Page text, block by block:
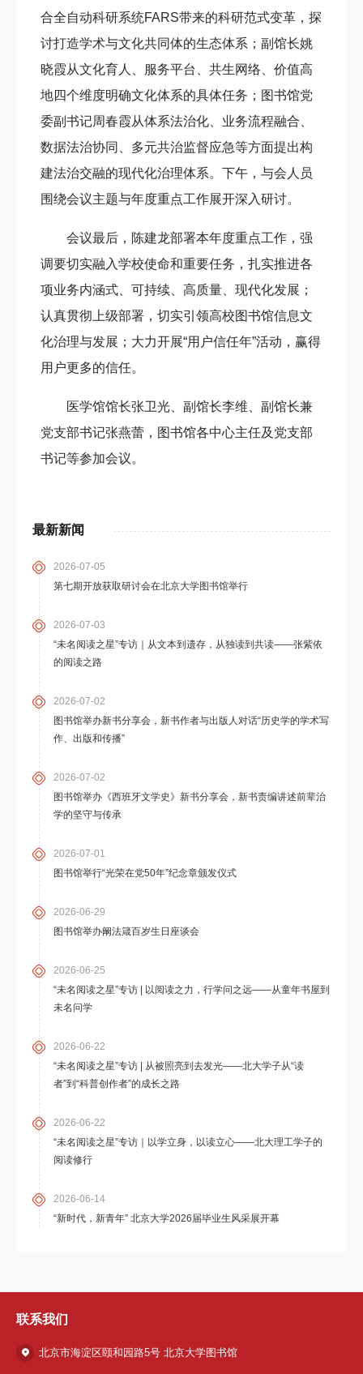
最新新闻
2026-07-05
第七期开放获取研讨会在北京大学图书馆举行
2026-07-03
“未名阅读之星”专访｜从文本到遗存，从独读到共读——张紫依
的阅读之路
2026-07-02
图书馆举办新书分享会，新书作者与出版人对话“历史学的学术写
作、出版和传播”
2026-07-02
图书馆举办《西班牙文学史》新书分享会，新书责编讲述前辈治
学的坚守与传承
2026-07-01
图书馆举行“光荣在党50年”纪念章颁发仪式
2026-06-29
图书馆举办阚法箴百岁生日座谈会
2026-06-25
“未名阅读之星”专访 | 以阅读之力，行学问之远——从童年书屋到
未名问学
2026-06-22
“未名阅读之星”专访 | 从被照亮到去发光——北大学子从“读
者”到“科普创作者”的成长之路
2026-06-22
“未名阅读之星”专访｜以学立身，以读立心——北大理工学子的
阅读修行
2026-06-14
“新时代，新青年” 北京大学2026届毕业生风采展开幕
合全自动科研系统FARS带来的科研范式变革，探
讨打造学术与文化共同体的生态体系；副馆长姚
晓霞从文化育人、服务平台、共生网络、价值高
地四个维度明确文化体系的具体任务；图书馆党
委副书记周春霞从体系法治化、业务流程融合、
数据法治协同、多元共治监督应急等方面提出构
建法治交融的现代化治理体系。下午，与会人员
围绕会议主题与年度重点工作展开深入研讨。
会议最后，陈建龙部署本年度重点工作，强
调要切实融入学校使命和重要任务，扎实推进各
项业务内涵式、可持续、高质量、现代化发展；
认真贯彻上级部署，切实引领高校图书馆信息文
化治理与发展；大力开展“用户信任年”活动，赢得
用户更多的信任。
医学馆馆长张卫光、副馆长李维、副馆长兼
党支部书记张燕蕾，图书馆各中心主任及党支部
书记等参加会议。
联系我们
北京市海淀区颐和园路5号 北京大学图书馆